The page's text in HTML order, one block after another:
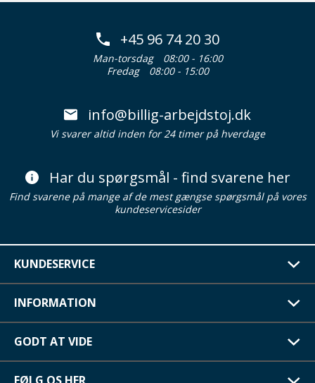
+45 96 74 20 30
Man-torsdag
08:00 - 16:00
Fredag
08:00 - 15:00
info@billig-arbejdstoj.dk
Vi svarer altid inden for 24 timer på hverdage
Har du spørgsmål - find svarene her
Find svarene på mange af de mest gængse spørgsmål på vores
kundeservicesider
KUNDESERVICE
INFORMATION
GODT AT VIDE